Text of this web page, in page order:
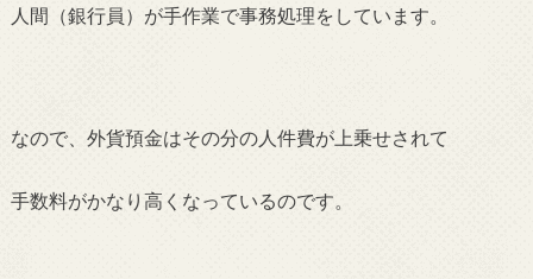
人間（銀行員）が手作業で事務処理をしています。
なので、外貨預金はその分の人件費が上乗せされて
手数料がかなり高くなっているのです。